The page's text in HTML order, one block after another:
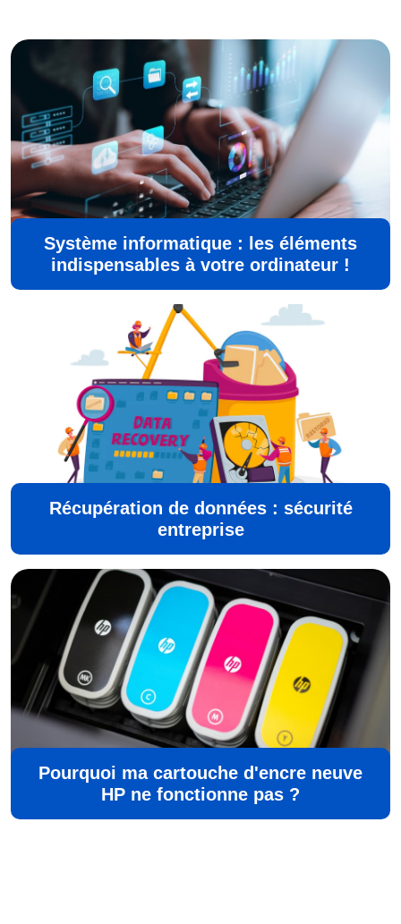
Système informatique : les éléments
indispensables à votre ordinateur !
Récupération de données : sécurité
entreprise
Pourquoi ma cartouche d'encre neuve
HP ne fonctionne pas ?